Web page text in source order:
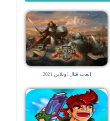
العاب قتال اونلاين 2021